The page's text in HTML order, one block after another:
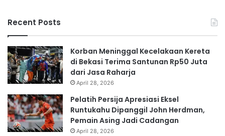
Recent Posts
Korban Meninggal Kecelakaan Kereta
di Bekasi Terima Santunan Rp50 Juta
dari Jasa Raharja
April 28, 2026
Pelatih Persija Apresiasi Eksel
Runtukahu Dipanggil John Herdman,
Pemain Asing Jadi Cadangan
April 28, 2026